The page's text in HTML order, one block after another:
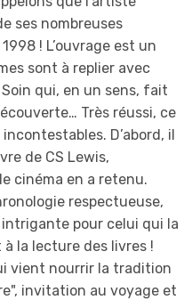
ses nombreuses
! L’ouvrage est un
sont à replier avec
qui, en un sens, fait
Très réussi, ce
D’abord, il
de CS Lewis,
cinéma en a retenu.
respectueuse,
pour celui qui la
la lecture des livres !
vient nourrir la tradition
invitation au voyage et